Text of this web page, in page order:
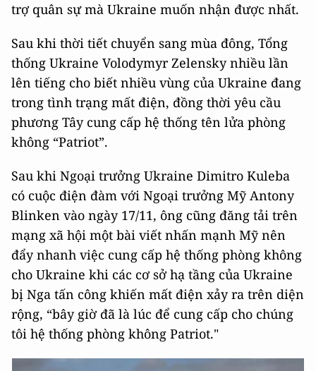
trợ quân sự mà Ukraine muốn nhận được nhất.
Sau khi thời tiết chuyển sang mùa đông, Tổng
thống Ukraine Volodymyr Zelensky nhiều lần
lên tiếng cho biết nhiều vùng của Ukraine đang
trong tình trạng mất điện, đồng thời yêu cầu
phương Tây cung cấp hệ thống tên lửa phòng
không “Patriot”.
Sau khi Ngoại trưởng Ukraine Dimitro Kuleba
có cuộc điện đàm với Ngoại trưởng Mỹ Antony
Blinken vào ngày 17/11, ông cũng đăng tải trên
mạng xã hội một bài viết nhấn mạnh Mỹ nên
đẩy nhanh việc cung cấp hệ thống phòng không
cho Ukraine khi các cơ sở hạ tầng của Ukraine
bị Nga tấn công khiến mất điện xảy ra trên diện
rộng, “bây giờ đã là lúc để cung cấp cho chúng
tôi hệ thống phòng không Patriot."